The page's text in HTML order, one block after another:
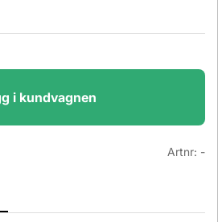
i kundvagnen
Artnr: -